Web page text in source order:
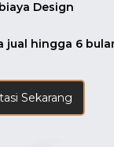
Design
jual hingga 6
Sekarang